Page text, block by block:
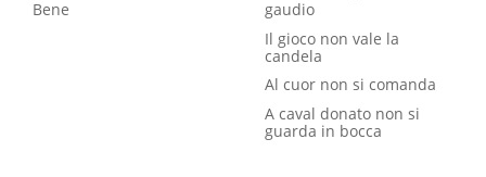
Bene
gaudio
Il gioco non vale la
candela
Al cuor non si comanda
A caval donato non si
guarda in bocca